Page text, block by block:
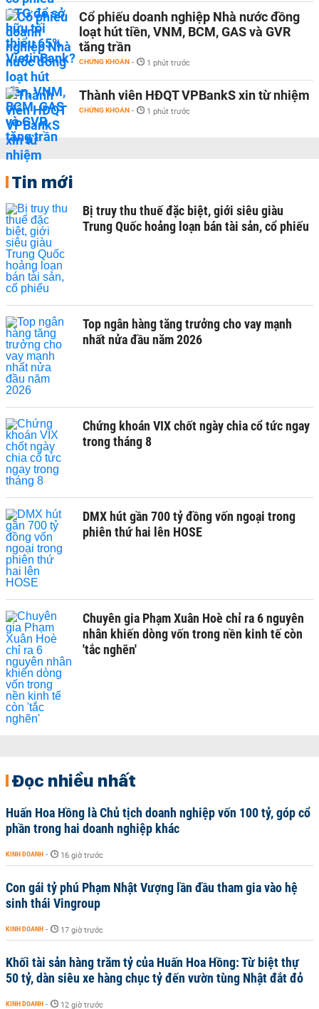
Cổ phiếu doanh nghiệp Nhà nước đồng
loạt hút tiền, VNM, BCM, GAS và GVR
tăng trần
CHỨNG KHOÁN - 1 phút trước
Thành viên HĐQT VPBankS xin từ nhiệm
CHỨNG KHOÁN - 1 phút trước
Tin mới
Bị truy thu thuế đặc biệt, giới siêu giàu
Trung Quốc hoảng loạn bán tài sản, cổ phiếu
Top ngân hàng tăng trưởng cho vay mạnh
nhất nửa đầu năm 2026
Chứng khoán VIX chốt ngày chia cổ tức ngay
trong tháng 8
DMX hút gần 700 tỷ đồng vốn ngoại trong
phiên thứ hai lên HOSE
Chuyên gia Phạm Xuân Hoè chỉ ra 6 nguyên
nhân khiến dòng vốn trong nền kinh tế còn
'tắc nghẽn'
Đọc nhiều nhất
Huấn Hoa Hồng là Chủ tịch doanh nghiệp vốn 100 tỷ, góp cổ
phần trong hai doanh nghiệp khác
KINH DOANH - 16 giờ trước
Con gái tỷ phú Phạm Nhật Vượng lần đầu tham gia vào hệ
sinh thái Vingroup
KINH DOANH - 17 giờ trước
Khối tài sản hàng trăm tỷ của Huấn Hoa Hồng: Từ biệt thự
50 tỷ, dàn siêu xe hàng chục tỷ đến vườn tùng Nhật đắt đỏ
KINH DOANH - 12 giờ trước